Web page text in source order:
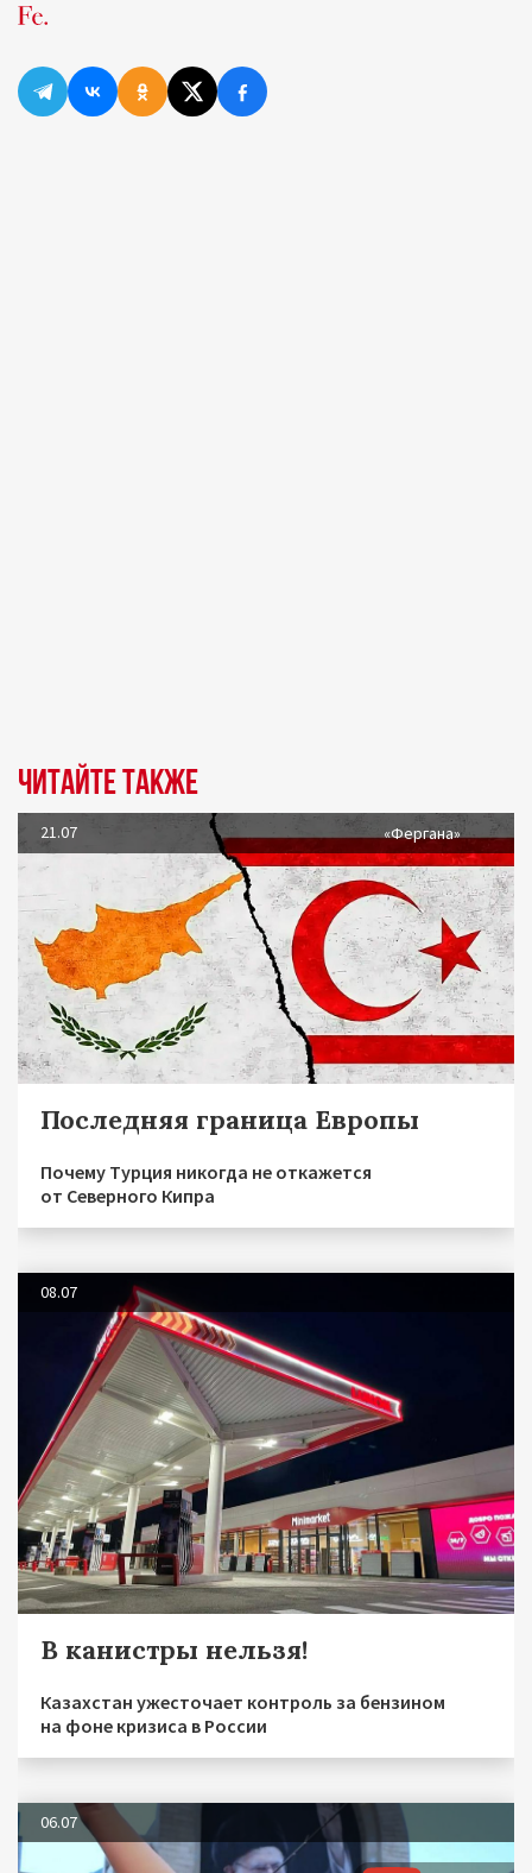
Читайте также
21.07 «Фергана»
Последняя граница Европы
Почему Турция никогда не откажется
от Северного Кипра
08.07
В канистры нельзя!
Казахстан ужесточает контроль за бензином
на фоне кризиса в России
06.07